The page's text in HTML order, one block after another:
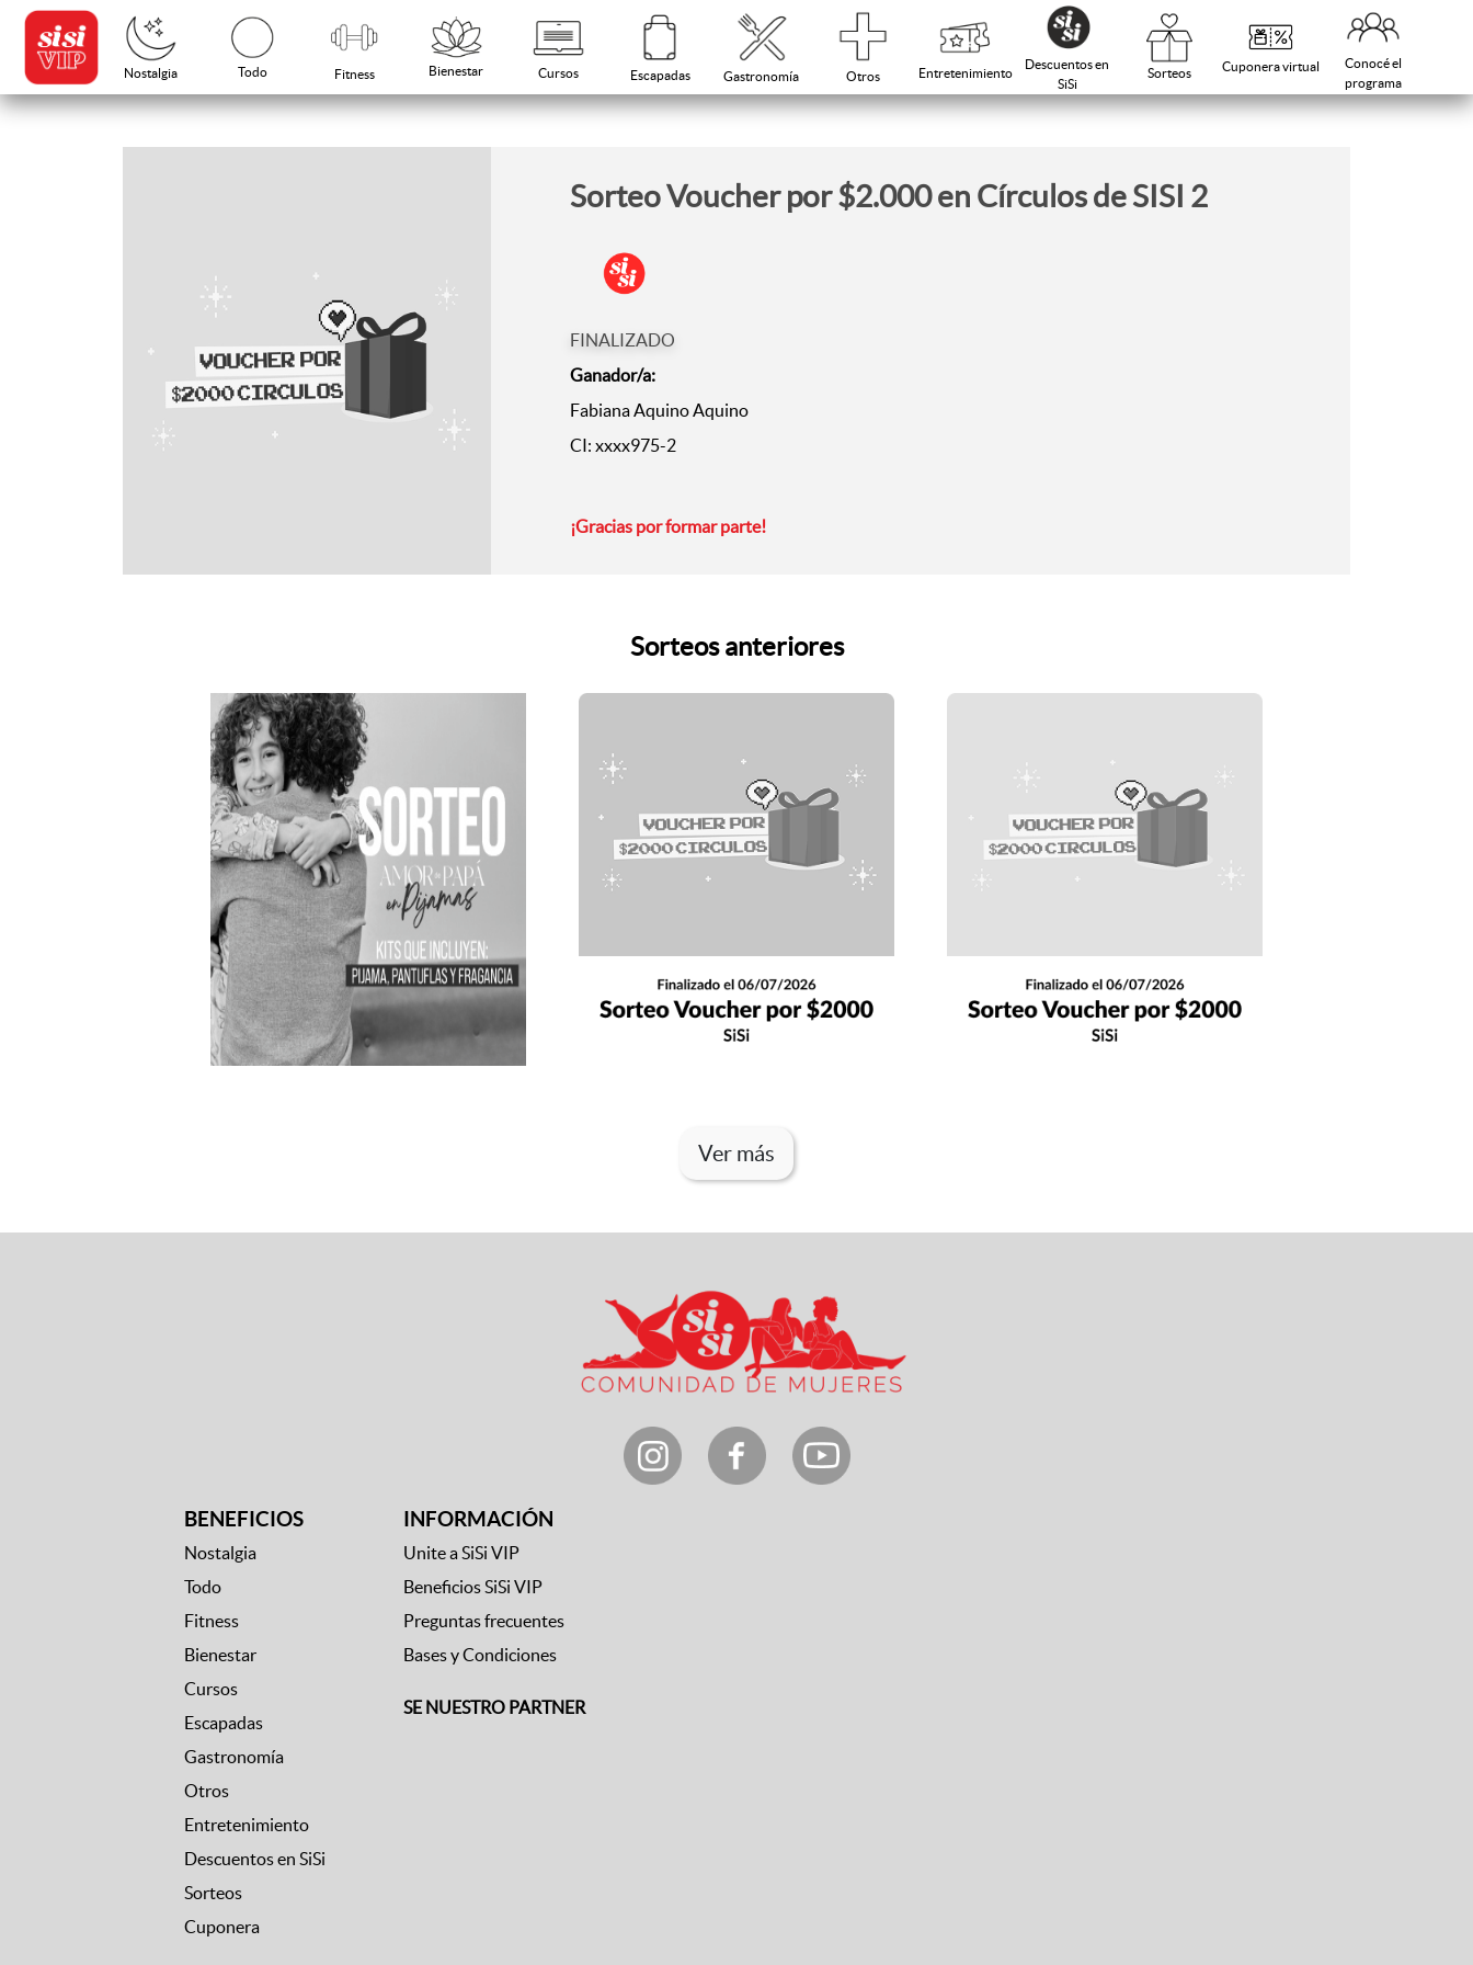
Nostalgia Todo Fitness Bienestar Cursos Escapadas Gastronomía Otros Entretenimiento
Descuentos en
SiSi
Sorteos Cuponera virtual
Conocé el
programa
Sorteo Voucher por $2.000 en Círculos de SISI 2
FINALIZADO
Ganador/a:
Fabiana Aquino Aquino
CI: xxxx975-2
¡Gracias por formar parte!
Sorteos anteriores
Ver más
BENEFICIOS
Nostalgia
Todo
Fitness
Bienestar
Cursos
Escapadas
Gastronomía
Otros
Entretenimiento
Descuentos en SiSi
Sorteos
Cuponera
INFORMACIÓN
Unite a SiSi VIP
Beneficios SiSi VIP
Preguntas frecuentes
Bases y Condiciones
SE NUESTRO PARTNER